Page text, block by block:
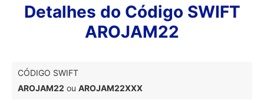
Detalhes do Código SWIFT
AROJAM22
CÓDIGO SWIFT
AROJAM22 ou AROJAM22XXX